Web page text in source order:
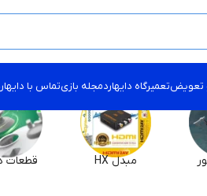
تعویضتعمیرگاه دایهاردمجله بازیتماس با
مبدل HX قطعات